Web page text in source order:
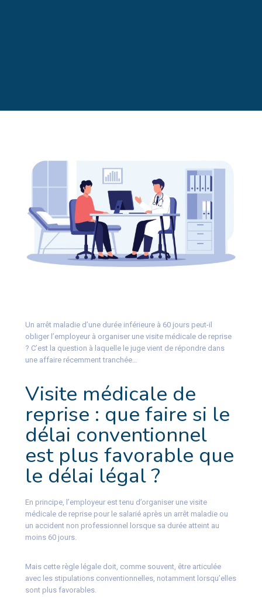
Un arrêt maladie d’une durée inférieure à 60 jours peut-il
obliger l’employeur à organiser une visite médicale de reprise
? C’est la question à laquelle le juge vient de répondre dans
une affaire récemment tranchée…
Visite médicale de
reprise : que faire si le
délai conventionnel
est plus favorable que
le délai légal ?
En principe, l’employeur est tenu d’organiser une visite
médicale de reprise pour le salarié après un arrêt maladie ou
un accident non professionnel lorsque sa durée atteint au
moins 60 jours.
Mais cette règle légale doit, comme souvent, être articulée
avec les stipulations conventionnelles, notamment lorsqu’elles
sont plus favorables.